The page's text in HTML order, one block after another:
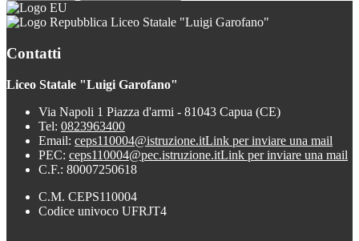
Liceo Statale "Luigi Garofano"
Contatti
Liceo Statale "Luigi Garofano"
Via Napoli 1 Piazza d'armi - 81043 Capua (CE)
Tel: 0823963400
Email: ceps110004@istruzione.itLink per inviare una mail
PEC: ceps110004@pec.istruzione.itLink per inviare una mail
C.F.: 80007250618
C.M. CEPS110004
Codice univoco UFRJT4